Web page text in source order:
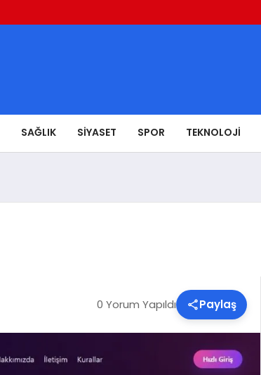
SAĞLIK SIYASET SPOR TEKNOLOJI
0 Yorum Yapıldı Paylaş